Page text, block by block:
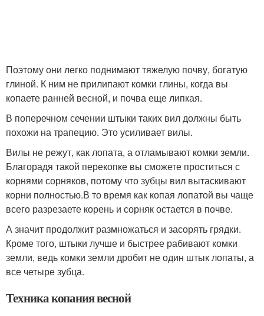
Поэтому они легко поднимают тяжелую почву, богатую
глиной. К ним не прилипают комки глины, когда вы
копаете ранней весной, и почва еще липкая.
В поперечном сечении штыки таких вил должны быть
похожи на трапецию. Это усиливает вилы.
Вилы не режут, как лопата, а отламывают комки земли.
Благорадя такой перекопке вы сможете проститься с
корнями сорняков, потому что зубцы вил вытаскивают
корни полностью.В то время как копая лопатой вы чаще
всего разрезаете корень и сорняк остается в почве.
А значит продолжит размножаться и засорять грядки.
Кроме того, штыки лучше и быстрее рабивают комки
земли, ведь комки земли дробит не один штык лопаты, а
все четыре зубца.
Техника копания весной